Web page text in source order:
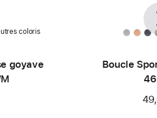
coloris
goyave
Boucle